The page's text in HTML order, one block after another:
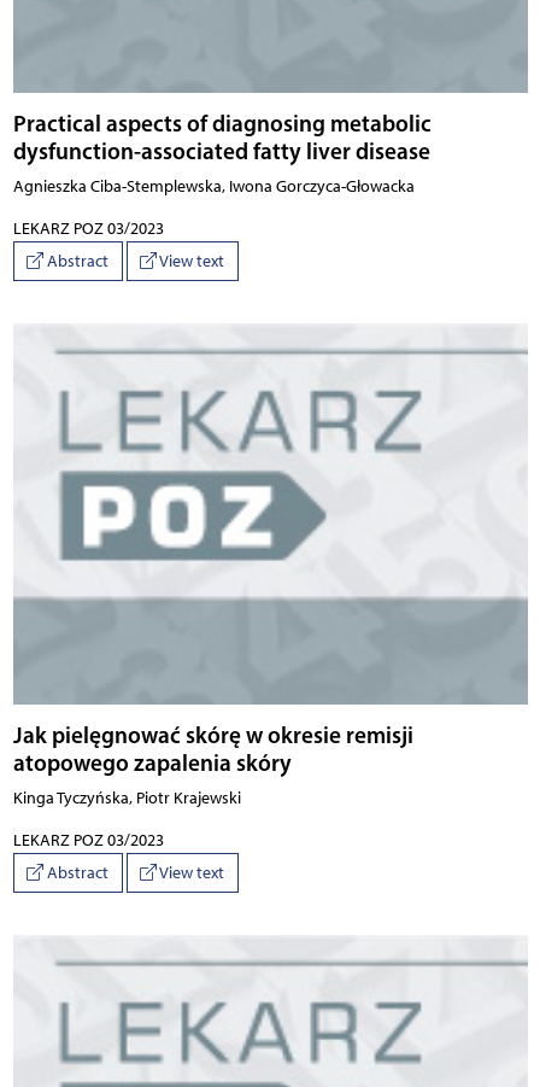
Practical aspects of diagnosing metabolic
dysfunction-associated fatty liver disease
Agnieszka Ciba-Stemplewska, Iwona Gorczyca-Głowacka
LEKARZ POZ 03/2023
Abstract
View text
Jak pielęgnować skórę w okresie remisji
atopowego zapalenia skóry
Kinga Tyczyńska, Piotr Krajewski
LEKARZ POZ 03/2023
Abstract
View text